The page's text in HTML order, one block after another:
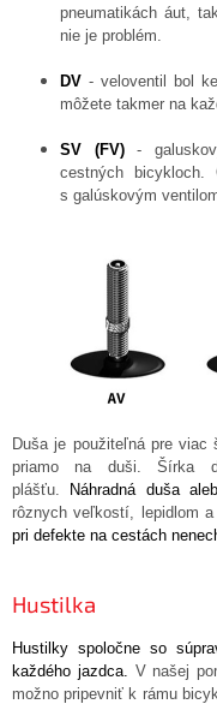
pneumatikách áut,
nie je problém.
DV - veloventil bol
môžete takmer na
SV (FV)-
cestných
s galúskovým
Duša je použiteľná pre
priamo na duši. Šírka
plášťu.
Náhradná duša
rôznych veľkostí, lepidlom a
pri defekte na cestách
Hustilka
Hustilky spoločne so
každého jazdca.
V našej
možno pripevniť k rámu